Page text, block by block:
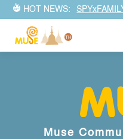
HOT NEWS:
Muse